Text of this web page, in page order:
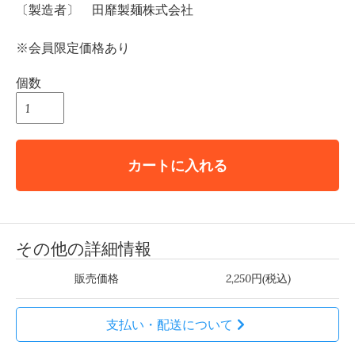
〔製造者〕 田靡製麺株式会社
※会員限定価格あり
個数
カートに入れる
その他の詳細情報
販売価格 2,250円(税込)
支払い・配送について